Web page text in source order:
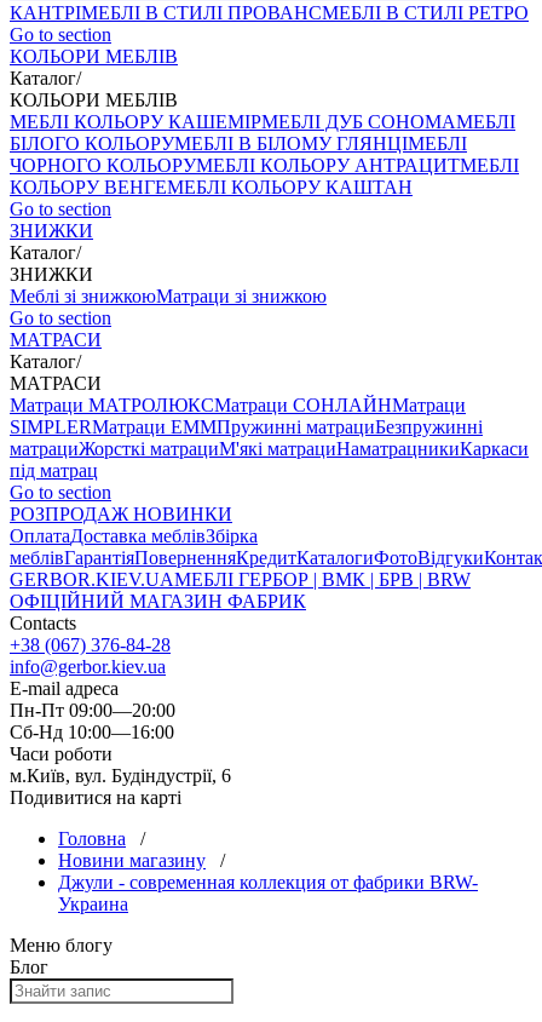
КАНТРІМЕБЛІ В СТИЛІ ПРОВАНСМЕБЛІ В СТИЛІ РЕТРО
Go to section
КОЛЬОРИ МЕБЛІВ
Каталог/
КОЛЬОРИ МЕБЛІВ
МЕБЛІ КОЛЬОРУ КАШЕМІРМЕБЛІ ДУБ СОНОМАМЕБЛІ
БІЛОГО КОЛЬОРУМЕБЛІ В БІЛОМУ ГЛЯНЦІМЕБЛІ
ЧОРНОГО КОЛЬОРУМЕБЛІ КОЛЬОРУ АНТРАЦИТМЕБЛІ
КОЛЬОРУ ВЕНГЕМЕБЛІ КОЛЬОРУ КАШТАН
Go to section
ЗНИЖКИ
Каталог/
ЗНИЖКИ
Меблі зі знижкоюМатраци зі знижкою
Go to section
МАТРАСИ
Каталог/
МАТРАСИ
Матраци МАТРОЛЮКСМатраци СОНЛАЙНМатраци
SIMPLERМатраци ЕММПружинні матрациБезпружинні
матрациЖорсткі матрациМ'які матрациНаматрацникиКаркаси
під матрац
Go to section
РОЗПРОДАЖ НОВИНКИ
ОплатаДоставка меблівЗбірка
меблівГарантіяПоверненняКредитКаталогиФотоВідгуки
GERBOR.KIEV.UAМЕБЛI ГЕРБОР | ВМК | БРВ | BRW
ОФІЦІЙНИЙ МАГАЗИН ФАБРИК
Contacts
+38 (067) 376-84-28
info@gerbor.kiev.ua
E-mail адреса
Пн-Пт 09:00—20:00
Сб-Нд 10:00—16:00
Часи роботи
м.Київ, вул. Будіндустрії, 6
Подивитися на карті
Головна /
Новини магазину /
Джули - современная коллекция от фабрики BRW-
Украина
Меню блогу
Блог